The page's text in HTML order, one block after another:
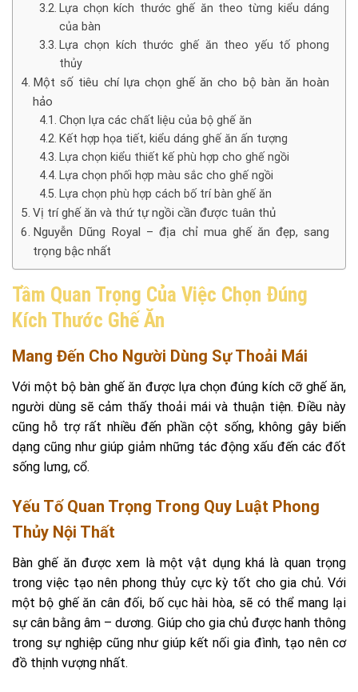
Lựa chọn kích thước ghế ăn theo từng kiểu dáng
của bàn
Lựa chọn kích thước ghế ăn theo yếu tố phong
thủy
Một số tiêu chí lựa chọn ghế ăn cho bộ bàn ăn hoàn
hảo
Chọn lựa các chất liệu của bộ ghế ăn
Kết hợp họa tiết, kiểu dáng ghế ăn ấn tượng
Lựa chọn kiểu thiết kế phù hợp cho ghế ngồi
Lựa chọn phối hợp màu sắc cho ghế ngồi
Lựa chọn phù hợp cách bố trí bàn ghế ăn
Vị trí ghế ăn và thứ tự ngồi cần được tuân thủ
Nguyễn Dũng Royal – địa chỉ mua ghế ăn đẹp, sang
trọng bậc nhất
Tầm Quan Trọng Của Việc Chọn Đúng
Kích Thước Ghế Ăn
Mang Đến Cho Người Dùng Sự Thoải Mái
Với một bộ bàn ghế ăn được lựa chọn đúng kích cỡ ghế ăn,
người dùng sẽ cảm thấy thoải mái và thuận tiện. Điều này
cũng hỗ trợ rất nhiều đến phần cột sống, không gây biến
dạng cũng như giúp giảm những tác động xấu đến các đốt
sống lưng, cổ.
Yếu Tố Quan Trọng Trong Quy Luật Phong
Thủy Nội Thất
Bàn ghế ăn được xem là một vật dụng khá là quan trọng
trong việc tạo nên phong thủy cực kỳ tốt cho gia chủ. Với
một bộ ghế ăn cân đối, bố cục hài hòa, sẽ có thể mang lại
sự cân bằng âm – dương. Giúp cho gia chủ được hanh thông
trong sự nghiệp cũng như giúp kết nối gia đình, tạo nên cơ
đồ thịnh vượng nhất.